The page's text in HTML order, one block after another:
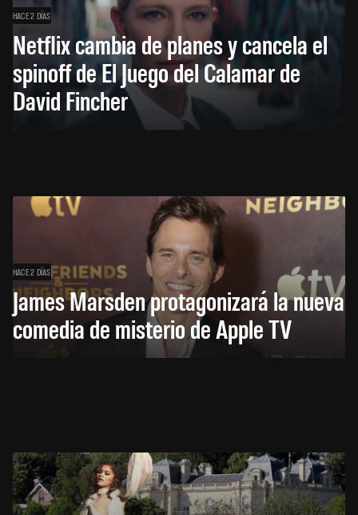
HACE 2 DÍAS
Netflix cambia de planes y cancela el
spinoff de El Juego del Calamar de
David Fincher
HACE 2 DÍAS
James Marsden protagonizará la nueva
comedia de misterio de Apple TV